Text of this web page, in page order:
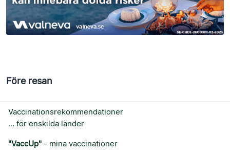
Före resan
Vaccinationsrekommendationer
... för enskilda länder
"VaccUp" - mina vaccinationer